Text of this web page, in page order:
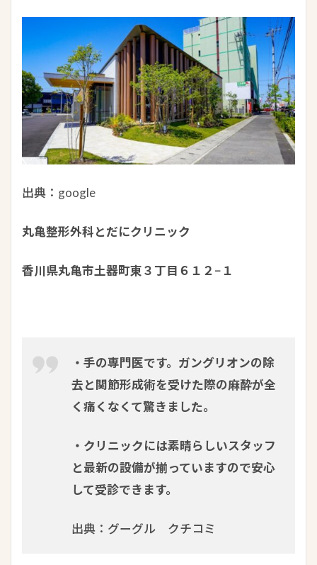
出典：google
丸亀整形外科とだにクリニック
香川県丸亀市土器町東３丁目６１２−１
・手の専門医です。ガングリオンの除
去と関節形成術を受けた際の麻酔が全
く痛くなくて驚きました。
・クリニックには素晴らしいスタッフ
と最新の設備が揃っていますので安心
して受診できます。
出典：グーグル クチコミ